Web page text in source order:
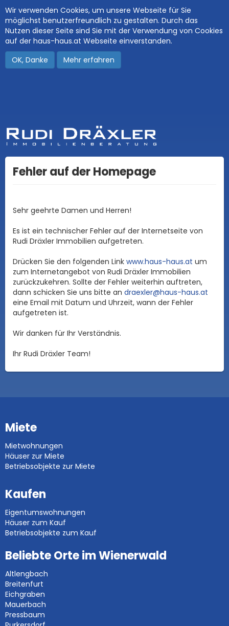
Wir verwenden Cookies, um unsere Webseite für Sie
möglichst benutzerfreundlich zu gestalten. Durch das
Nutzen dieser Seite sind Sie mit der Verwendung von Cookies
auf der haus-haus.at Webseite einverstanden.
OK, Danke
Mehr erfahren
Fehler auf der Homepage
Sehr geehrte Damen und Herren!
Es ist ein technischer Fehler auf der Internetseite von
Rudi Dräxler Immobilien aufgetreten.
Drücken Sie den folgenden Link www.haus-haus.at um
zum Internetangebot von Rudi Dräxler Immobilien
zurückzukehren. Sollte der Fehler weiterhin auftreten,
dann schicken Sie uns bitte an draexler@haus-haus.at
eine Email mit Datum und Uhrzeit, wann der Fehler
aufgetreten ist.
Wir danken für Ihr Verständnis.
Ihr Rudi Dräxler Team!
Miete
Mietwohnungen
Häuser zur Miete
Betriebsobjekte zur Miete
Kaufen
Eigentumswohnungen
Häuser zum Kauf
Betriebsobjekte zum Kauf
Beliebte Orte im Wienerwald
Altlengbach
Breitenfurt
Eichgraben
Mauerbach
Pressbaum